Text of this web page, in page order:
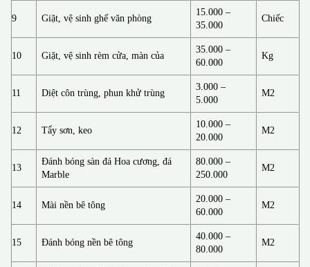
9 Giặt, vệ sinh ghế văn phòng
15.000 –
35.000
Chiếc
10 Giặt, vệ sinh rèm cửa, màn của
35.000 –
60.000
Kg
11 Diệt côn trùng, phun khử trùng
3.000 –
5.000
M2
12 Tẩy sơn, keo
10.000 –
20.000
M2
13
Đánh bóng sàn đá Hoa cương, đá
Marble
80.000 –
250.000
M2
14 Mài nền bê tông
20.000 –
60.000
M2
15 Đánh bóng nền bê tông
40.000 –
80.000
M2